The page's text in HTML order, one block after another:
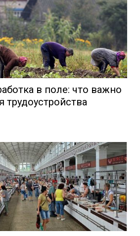
в поле: что важно
трудоустройства